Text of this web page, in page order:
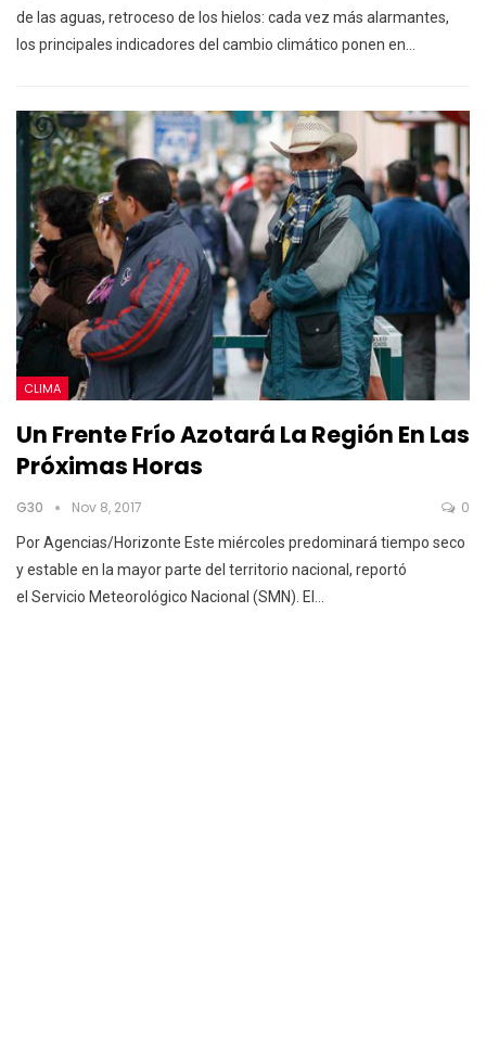
de las aguas, retroceso de los hielos: cada vez más alarmantes,
los principales indicadores del cambio climático ponen en…
CLIMA
Un Frente Frío Azotará La Región En Las
Próximas Horas
G30 Nov 8, 2017 0
Por Agencias/Horizonte Este miércoles predominará tiempo seco
y estable en la mayor parte del territorio nacional, reportó
el Servicio Meteorológico Nacional (SMN). El…